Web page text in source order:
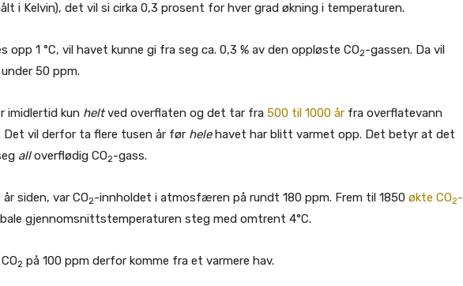
i Kelvin), det vil si cirka 0,3 prosent for hver grad økning i temperaturen.
1 °C, vil havet kunne gi fra seg ca. 0,3 % av den oppløste CO2-gassen. Da vil
50 ppm.
imidlertid kun heltved overflaten og det tar fra 500 til 1000 år fra overflatevann
Det vil derfor ta flere tusen år før helehavet har blitt varmet opp. Det betyr at det
alloverflødig CO2-gass.
siden, var CO2-innholdet i atmosfæren på rundt 180 ppm. Frem til 1850 økte CO2-
gjennomsnittstemperaturen steg med omtrent 4°C.
2 på 100 ppm derfor komme fra et varmere hav.